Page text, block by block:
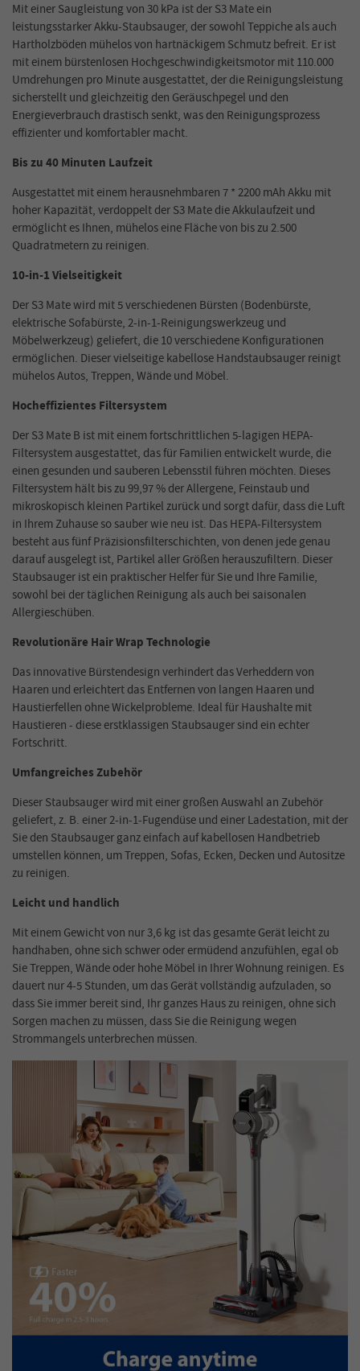
Mit einer Saugleistung von 30 kPa ist der S3 Mate ein
leistungsstarker Akku-Staubsauger, der sowohl Teppiche als auch
Hartholzböden mühelos von hartnäckigem Schmutz befreit. Er ist
mit einem bürstenlosen Hochgeschwindigkeitsmotor mit 110.000
Umdrehungen pro Minute ausgestattet, der die Reinigungsleistung
sicherstellt und gleichzeitig den Geräuschpegel und den
Energieverbrauch drastisch senkt, was den Reinigungsprozess
effizienter und komfortabler macht.
Bis zu 40 Minuten Laufzeit
Ausgestattet mit einem herausnehmbaren 7 * 2200 mAh Akku mit
hoher Kapazität, verdoppelt der S3 Mate die Akkulaufzeit und
ermöglicht es Ihnen, mühelos eine Fläche von bis zu 2.500
Quadratmetern zu reinigen.
10-in-1 Vielseitigkeit
Der S3 Mate wird mit 5 verschiedenen Bürsten (Bodenbürste,
elektrische Sofabürste, 2-in-1-Reinigungswerkzeug und
Möbelwerkzeug) geliefert, die 10 verschiedene Konfigurationen
ermöglichen. Dieser vielseitige kabellose Handstaubsauger reinigt
mühelos Autos, Treppen, Wände und Möbel.
Hocheffizientes Filtersystem
Der S3 Mate B ist mit einem fortschrittlichen 5-lagigen HEPA-
Filtersystem ausgestattet, das für Familien entwickelt wurde, die
einen gesunden und sauberen Lebensstil führen möchten. Dieses
Filtersystem hält bis zu 99,97 % der Allergene, Feinstaub und
mikroskopisch kleinen Partikel zurück und sorgt dafür, dass die Luft
in Ihrem Zuhause so sauber wie neu ist. Das HEPA-Filtersystem
besteht aus fünf Präzisionsfilterschichten, von denen jede genau
darauf ausgelegt ist, Partikel aller Größen herauszufiltern. Dieser
Staubsauger ist ein praktischer Helfer für Sie und Ihre Familie,
sowohl bei der täglichen Reinigung als auch bei saisonalen
Allergieschüben.
Revolutionäre Hair Wrap Technologie
Das innovative Bürstendesign verhindert das Verheddern von
Haaren und erleichtert das Entfernen von langen Haaren und
Haustierfellen ohne Wickelprobleme. Ideal für Haushalte mit
Haustieren - diese erstklassigen Staubsauger sind ein echter
Fortschritt.
Umfangreiches Zubehör
Dieser Staubsauger wird mit einer großen Auswahl an Zubehör
geliefert, z. B. einer 2-in-1-Fugendüse und einer Ladestation, mit der
Sie den Staubsauger ganz einfach auf kabellosen Handbetrieb
umstellen können, um Treppen, Sofas, Ecken, Decken und Autositze
zu reinigen.
Leicht und handlich
Mit einem Gewicht von nur 3,6 kg ist das gesamte Gerät leicht zu
handhaben, ohne sich schwer oder ermüdend anzufühlen, egal ob
Sie Treppen, Wände oder hohe Möbel in Ihrer Wohnung reinigen. Es
dauert nur 4-5 Stunden, um das Gerät vollständig aufzuladen, so
dass Sie immer bereit sind, Ihr ganzes Haus zu reinigen, ohne sich
Sorgen machen zu müssen, dass Sie die Reinigung wegen
Strommangels unterbrechen müssen.